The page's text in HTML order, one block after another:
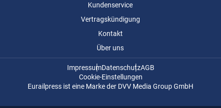
Kundenservice
Vertragskündigung
Kontakt
Über uns
ImpressumDatenschutzAGB
Cookie-Einstellungen
Eurailpress ist eine Marke der DVV Media Group GmbH